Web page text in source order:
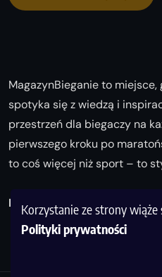
Korzystanie ze strony wiąże
Polityki prywatności
MagazynBieganie to
spotyka się z wiedzą i
przestrzeń dla biegaczy na
pierwszego kroku po
to coś więcej niż sport – to
Biegaj z nami i odkrywaj